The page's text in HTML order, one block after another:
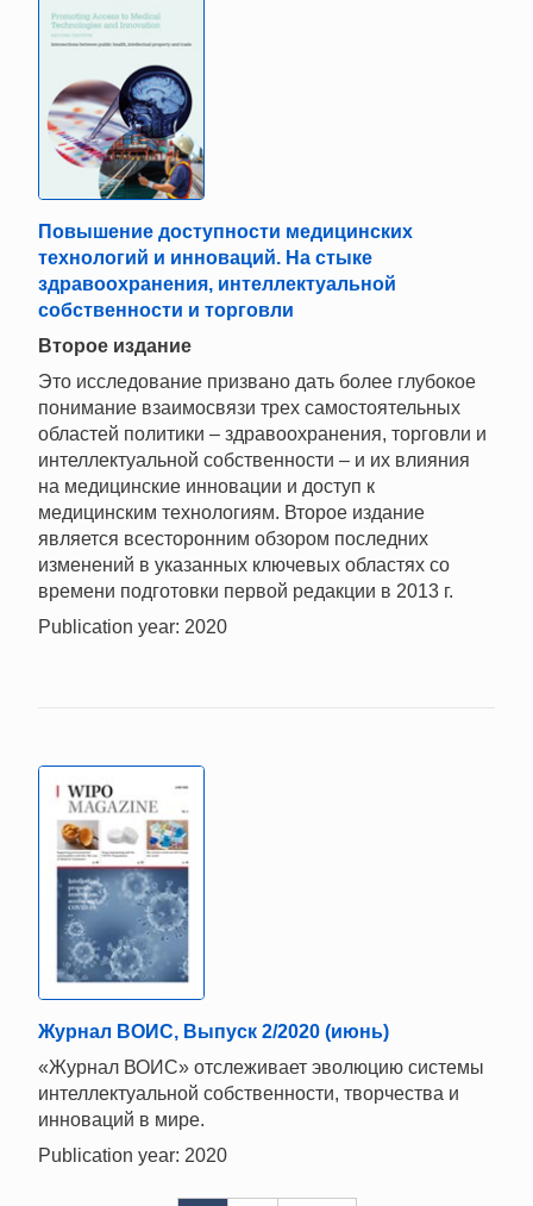
Повышение доступности медицинских
технологий и инноваций. На стыке
здравоохранения, интеллектуальной
собственности и торговли
Второе издание
Это исследование призвано дать более глубокое
понимание взаимосвязи трех самостоятельных
областей политики – здравоохранения, торговли и
интеллектуальной собственности – и их влияния
на медицинские инновации и доступ к
медицинским технологиям. Второе издание
является всесторонним обзором последних
изменений в указанных ключевых областях со
времени подготовки первой редакции в 2013 г.
Publication year: 2020
Журнал ВОИС, Выпуск 2/2020 (июнь)
«Журнал ВОИС» отслеживает эволюцию системы
интеллектуальной собственности, творчества и
инноваций в мире.
Publication year: 2020